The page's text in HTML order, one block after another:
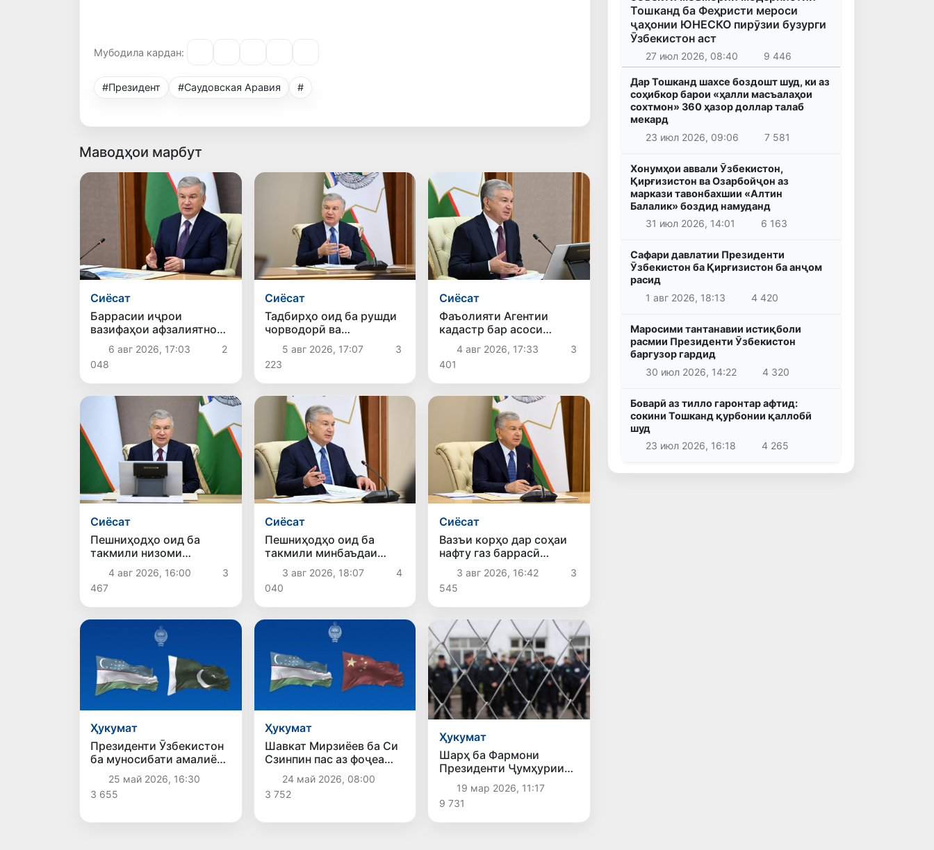
Мубодила кардан:
#Президент #Саудовская Аравия #
Маводҳои марбут
Сиёсат
Баррасии иҷрои
вазифаҳои афзалиятнок
дар соҳаи энергетика
6 авг 2026, 17:03
2
048
Сиёсат
Тадбирҳо оид ба рушди
чорводорӣ ва
паррандапарварӣ
баррасӣ шуданд
5 авг 2026, 17:07
3
223
Сиёсат
Фаъолияти Агентии
кадастр бар асоси
равишҳои нав ташкил
карда мешавад
4 авг 2026, 17:33
3
401
Сиёсат
Пешниҳодҳо оид ба
такмили низоми
пардохти музди меҳнати
хидматчиёни давлатӣ
баррасӣ шуданд
4 авг 2026, 16:00
3
467
Сиёсат
Пешниҳодҳо оид ба
такмили минбаъдаи
низоми ҳифзи иҷтимоӣ
баррасӣ гардиданд
3 авг 2026, 18:07
4
040
Сиёсат
Вазъи корҳо дар соҳаи
нафту газ баррасӣ
шуданд
3 авг 2026, 16:42
3
545
Ҳукумат
Президенти Ӯзбекистон
ба муносибати амалиёти
террористӣ дар Кветта
ҳамдардӣ ирсол кард
25 май 2026, 16:30
3 655
Ҳукумат
Шавкат Мирзиёев ба Си
Сзинпин пас аз фоҷеа
дар кони ангишти Чин
изҳори ҳамдардӣ кард
24 май 2026, 08:00
3 752
Ҳукумат
Шарҳ ба Фармони
Президенти Ҷумҳурии
Ӯзбекистон «Дар бораи
афви гурӯҳи шахсоне, ки
ҷазо адо мекунанд ва аз
кирдори худ самимона
19 мар 2026, 11:17
9 731
Тошканд ба Феҳристи мероси
ҷаҳонии ЮНЕСКО пирӯзии бузурги
Ӯзбекистон аст
27 июл 2026, 08:40 9 446
Дар Тошканд шахсе боздошт шуд, ки аз
соҳибкор барои «ҳалли масъалаҳои
сохтмон» 360 ҳазор доллар талаб
мекард
23 июл 2026, 09:06
7 581
Хонумҳои аввали Ӯзбекистон,
Қирғизистон ва Озарбойҷон аз
маркази тавонбахшии «Алтин
Балалик» боздид намуданд
31 июл 2026, 14:01
6 163
Сафари давлатии Президенти
Ӯзбекистон ба Қирғизистон ба анҷом
расид
1 авг 2026, 18:13
4 420
Маросими тантанавии истиқболи
расмии Президенти Ӯзбекистон
баргузор гардид
30 июл 2026, 14:22
4 320
Боварӣ аз тилло гаронтар афтид:
сокини Тошканд қурбонии қаллобӣ
шуд
23 июл 2026, 16:18
4 265